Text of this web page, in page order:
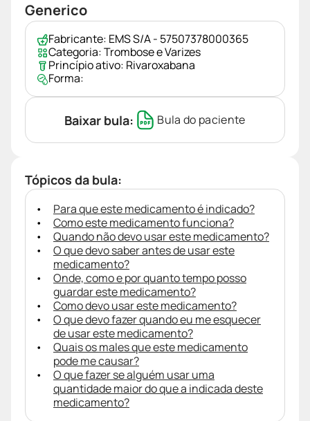
Generico
Fabricante: EMS S/A - 57507378000365
Categoria:Trombose e Varizes
Princípio ativo: Rivaroxabana
Forma:
Baixar bula: Bula do paciente
Tópicos da bula:
Para que este medicamento é indicado?
Como este medicamento funciona?
Quando não devo usar este medicamento?
O que devo saber antes de usar este
medicamento?
Onde, como e por quanto tempo posso
guardar este medicamento?
Como devo usar este medicamento?
O que devo fazer quando eu me esquecer
de usar este medicamento?
Quais os males que este medicamento
pode me causar?
O que fazer se alguém usar uma
quantidade maior do que a indicada deste
medicamento?